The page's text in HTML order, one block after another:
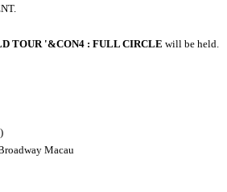
TOUR '&CON4 : FULL CIRCLE will be held.
Macau